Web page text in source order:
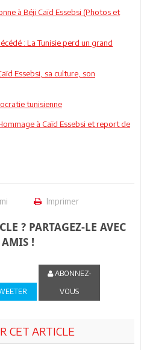
à Béji Caïd Essebsi (Photos et
: La Tunisie perd un grand
Essebsi, sa culture, son
tunisienne
à Caïd Essebsi et report de
Imprimer
? PARTAGEZ-LE AVEC
AMIS !
ABONNEZ-
VOUS
CET ARTICLE